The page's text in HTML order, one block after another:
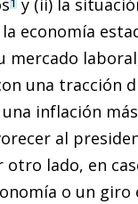
y (ii) la
la economía
mercado
una tracción
inflación
al
otro lado, en
o un giro